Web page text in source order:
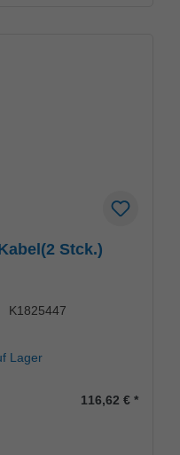
Stck.)
K1825447
Lager
116,62 €*